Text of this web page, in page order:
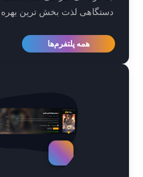
لذت بخش ترین بهره را از آن
همه پلتفرم‌ها